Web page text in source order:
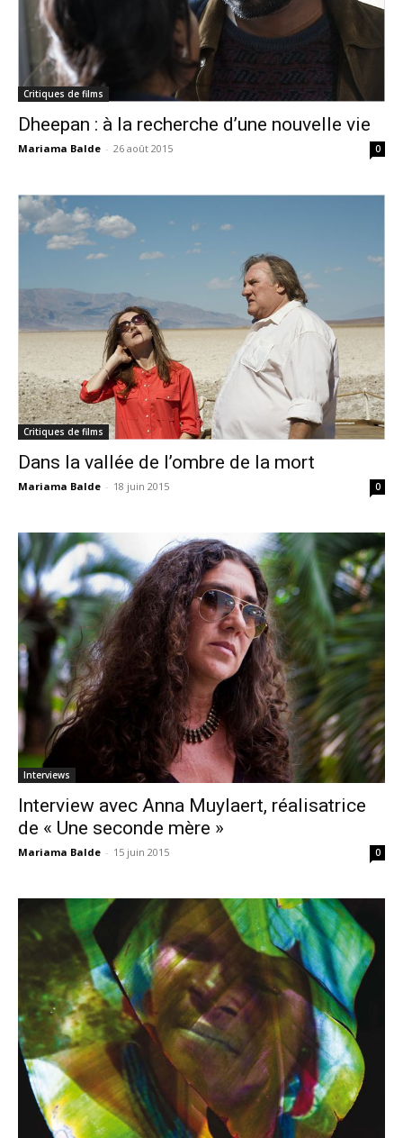
Critiques de films
Dheepan : à la recherche d’une nouvelle vie
Mariama Balde - 26 août 2015 0
Critiques de films
Dans la vallée de l’ombre de la mort
Mariama Balde - 18 juin 2015 0
Interviews
Interview avec Anna Muylaert, réalisatrice
de « Une seconde mère »
Mariama Balde - 15 juin 2015 0